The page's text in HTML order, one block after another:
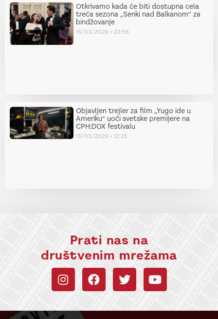
Otkrivamo kada će biti dostupna cela
treća sezona „Senki nad Balkanom“ za
bindžovanje
16/03/2026 22:56
Objavljen trejler za film „Yugo ide u
Ameriku“ uoči svetske premijere na
CPH:DOX festivalu
13/03/2026 12:35
Prati nas na
društvenim mrežama